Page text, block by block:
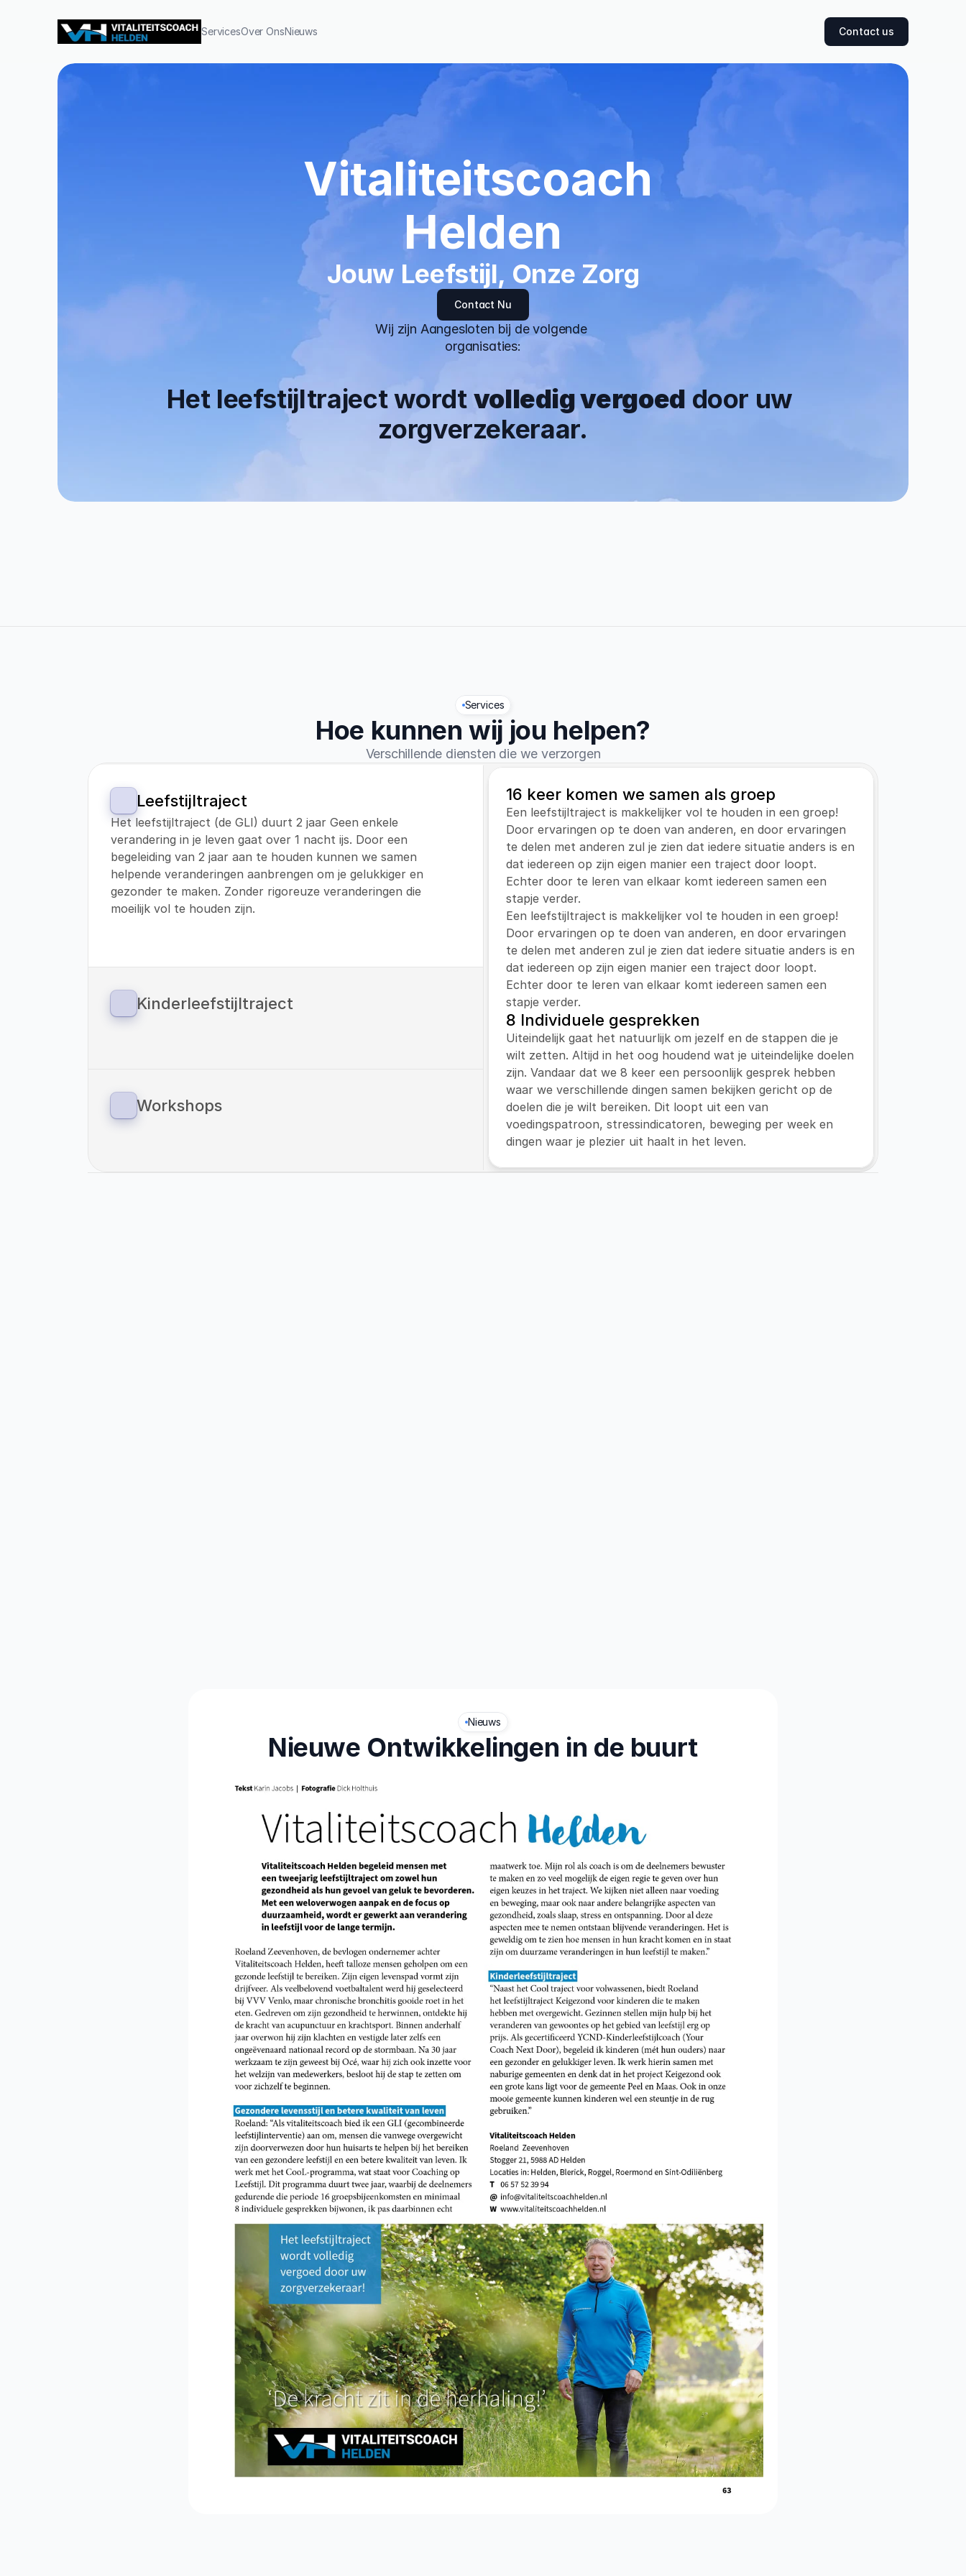
ServicesOver OnsNieuws Contact us
Vitaliteitscoach
Helden
Jouw Leefstijl, Onze Zorg
Contact Nu
Wij zijn Aangesloten bij de volgende
organisaties:
Het leefstijltraject wordt volledig vergoed door uw
zorgverzekeraar.
Services
Hoe kunnen wij jou helpen?
Verschillende diensten die we verzorgen
Leefstijltraject
Het leefstijltraject (de GLI) duurt 2 jaar Geen enkele
verandering in je leven gaat over 1 nacht ijs. Door een
begeleiding van 2 jaar aan te houden kunnen we samen
helpende veranderingen aanbrengen om je gelukkiger en
gezonder te maken. Zonder rigoreuze veranderingen die
moeilijk vol te houden zijn.
Kinderleefstijltraject
Sinds 1 januari 2023 zijn we ook gestart met een leefstijltraject
overgewicht.
Workshops
Als Vitaliteitscoach Helden bieden wij workshops aan op zowel
16 keer komen we samen als groep
Een leefstijltraject is makkelijker vol te houden in een groep!
Door ervaringen op te doen van anderen, en door ervaringen
te delen met anderen zul je zien dat iedere situatie anders is en
dat iedereen op zijn eigen manier een traject door loopt.
Echter door te leren van elkaar komt iedereen samen een
stapje verder.
Een leefstijltraject is makkelijker vol te houden in een groep!
Door ervaringen op te doen van anderen, en door ervaringen
te delen met anderen zul je zien dat iedere situatie anders is en
dat iedereen op zijn eigen manier een traject door loopt.
Echter door te leren van elkaar komt iedereen samen een
stapje verder.
8 Individuele gesprekken
Uiteindelijk gaat het natuurlijk om jezelf en de stappen die je
wilt zetten. Altijd in het oog houdend wat je uiteindelijke doelen
zijn. Vandaar dat we 8 keer een persoonlijk gesprek hebben
waar we verschillende dingen samen bekijken gericht op de
doelen die je wilt bereiken. Dit loopt uit een van
voedingspatroon, stressindicatoren, beweging per week en
dingen waar je plezier uit haalt in het leven.
Nieuws
Nieuwe Ontwikkelingen in de buurt